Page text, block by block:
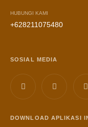
HUBUNGI KAMI
+628211075480
SOSIAL MEDIA
DOWNLOAD APLIKASI